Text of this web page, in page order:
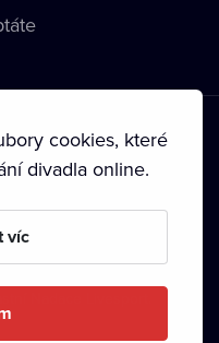
• Zásady používání
•
cookies, které
divadla online.
víc